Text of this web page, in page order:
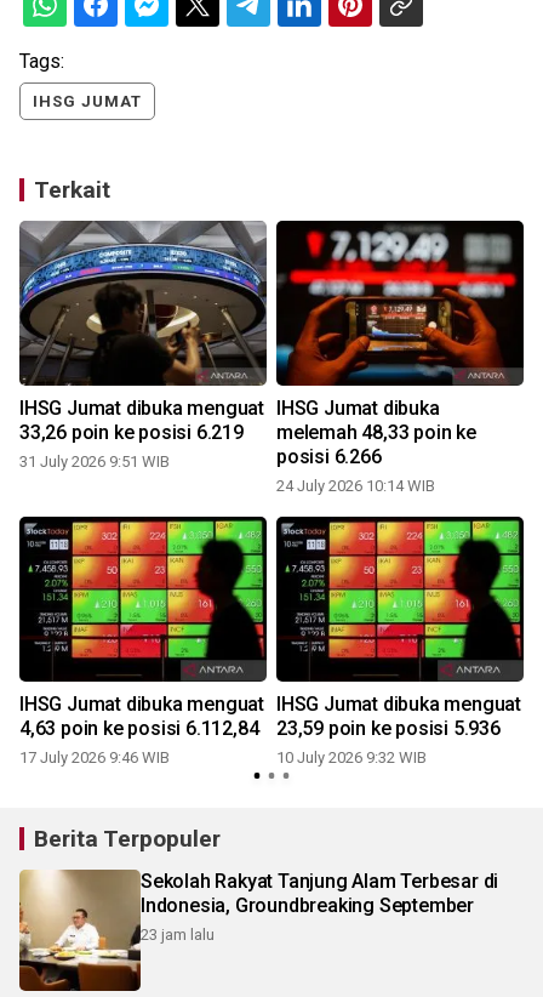
Tags:
IHSG JUMAT
Terkait
IHSG Jumat dibuka menguat
33,26 poin ke posisi 6.219
31 July 2026 9:51 WIB
IHSG Jumat dibuka
melemah 48,33 poin ke
posisi 6.266
24 July 2026 10:14 WIB
IHSG Jumat dibuka menguat
4,63 poin ke posisi 6.112,84
17 July 2026 9:46 WIB
IHSG Jumat dibuka menguat
23,59 poin ke posisi 5.936
10 July 2026 9:32 WIB
Berita Terpopuler
Sekolah Rakyat Tanjung Alam Terbesar di
Indonesia, Groundbreaking September
23 jam lalu